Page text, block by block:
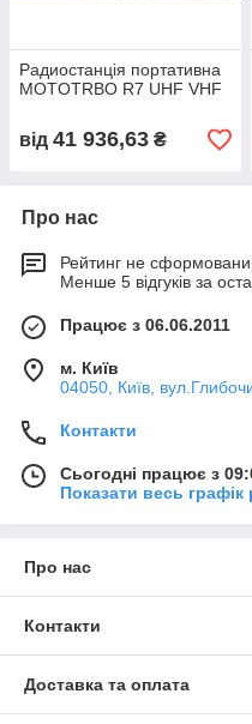
Радиостанція портативна
MOTOTRBO R7 UHF VHF
від 41 936,63 ₴
Про нас
Рейтинг не
Менше 5 відгуків за
Працює з 06.06.2011
м. Київ
04050, Київ,
Контакти
Сьогодні працює з
Показати весь графік
Про нас
Контакти
Доставка та оплата